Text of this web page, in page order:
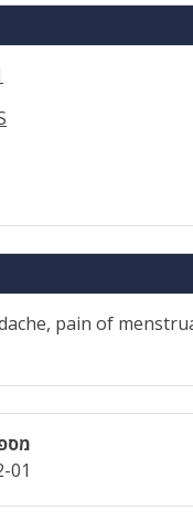
pain of
01